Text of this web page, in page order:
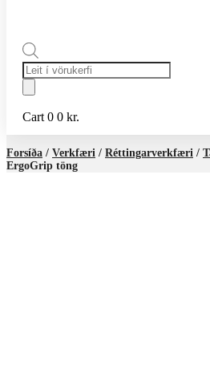
Products
search
Cart 0 0 kr.
Forsíða / Verkfæri / Réttingarverkfæri /
ErgoGrip töng